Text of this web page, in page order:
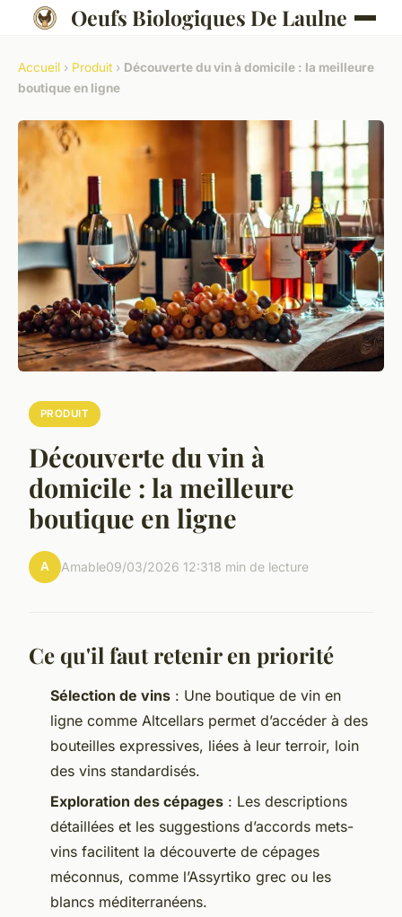
Oeufs Biologiques De Laulne
Accueil › Produit › Découverte du vin à domicile : la meilleure
boutique en ligne
PRODUIT
Découverte du vin à
domicile : la meilleure
boutique en ligne
A Amable09/03/2026 12:318 min de lecture
Ce qu'il faut retenir en priorité
Sélection de vins : Une boutique de vin en
ligne comme Altcellars permet d’accéder à des
bouteilles expressives, liées à leur terroir, loin
des vins standardisés.
Exploration des cépages : Les descriptions
détaillées et les suggestions d’accords mets-
vins facilitent la découverte de cépages
méconnus, comme l’Assyrtiko grec ou les
blancs méditerranéens.